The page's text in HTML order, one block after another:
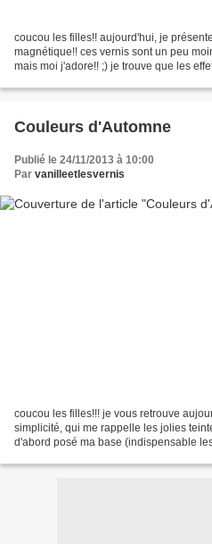
coucou les filles!! aujourd'hui, je
magnétique!! ces vernis sont un peu
mais moi j'adore!! ;) je trouve que les
Couleurs d'Automne
Publié le 24/11/2013 à 10:00
Par vanilleetlesvernis
coucou les filles!!! je vous retrouve
simplicité, qui me rappelle les jolies
d'abord posé ma base (indispensable